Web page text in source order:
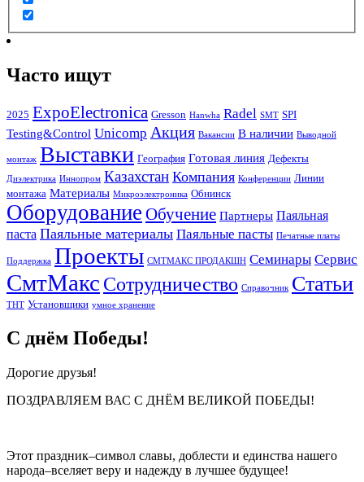
Часто ищут
2025 ExpoElectronica Gresson Hanwha Radel SMT SPI
Testing&Control Unicomp Акция Вакансии В наличии Выводной
монтаж Выставки География Готовая линия Дефекты
Диэлектрика Иннопром Казахстан Компания Конференции Линии
монтажа Материалы Микроэлектроника Обнинск
Оборудование Обучение Партнеры Паяльная
паста Паяльные материалы Паяльные пасты Печатные платы
Поддержка Проекты СМТМАКС ПРОДАКШН Семинары Сервис
СмтМакс Сотрудничество Справочник Статьи
ТНТ Установщики умное хранение
С днём Победы!
Дорогие друзья!
ПОЗДРАВЛЯЕМ ВАС С ДНЁМ ВЕЛИКОЙ ПОБЕДЫ!
Этот праздник–символ славы, доблести и единства нашего
народа–вселяет веру и надежду в лучшее будущее!